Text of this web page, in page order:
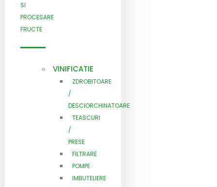
SI
PROCESARE
FRUCTE
VINIFICATIE
ZDROBITOARE
/
DESCIORCHINATOARE
TEASCURI
/
PRESE
FILTRARE
POMPE
IMBUTELIERE